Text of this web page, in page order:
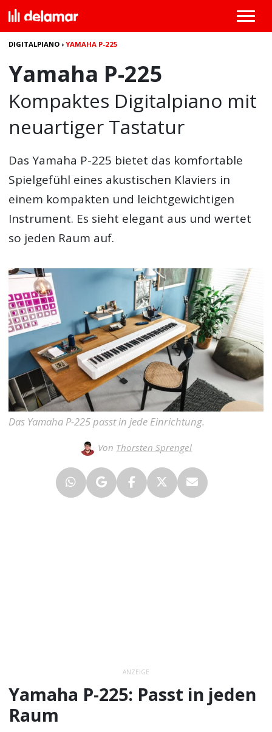
DIGITALPIANO ›YAMAHA P-225
Yamaha P-225
Kompaktes Digitalpiano mit
neuartiger Tastatur
DasYamaha P-225 bietet das komfortable
Spielgefühl eines akustischen Klaviers in
einem kompakten und leichtgewichtigen
Instrument. Es sieht elegant aus und wertet
so jeden Raum auf.
Das Yamaha P-225 passt in jede Einrichtung.
Von Thorsten Sprengel
ANZEIGE
Yamaha P-225: Passt in jeden
Raum